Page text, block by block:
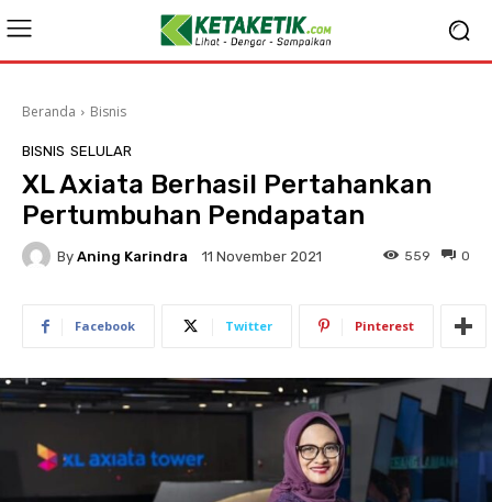
Beranda Bisnis
BISNIS SELULAR
XL Axiata Berhasil Pertahankan
Pertumbuhan Pendapatan
By Aning Karindra 11 November 2021 0
559
Facebook Twitter Pinterest